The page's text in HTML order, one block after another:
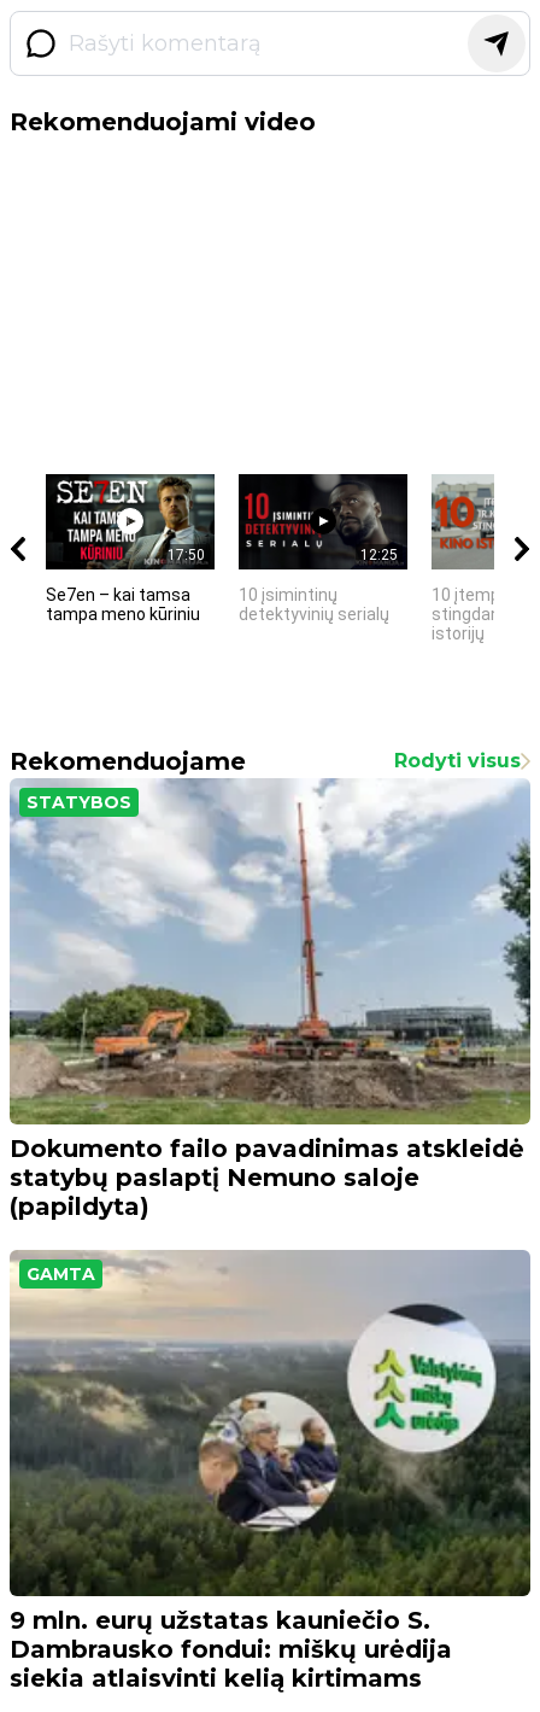
Rekomenduojami video
17:50
Se7en – kai tamsa
tampa meno kūriniu
12:25
10 įsimintinų
detektyvinių serialų
10 įtemptų,
stingdančių
istorijų
Rekomenduojame Rodyti visus
STATYBOS
Dokumento failo pavadinimas atskleidė
statybų paslaptį Nemuno saloje
(papildyta)
GAMTA
9 mln. eurų užstatas kauniečio S.
Dambrausko fondui: miškų urėdija
siekia atlaisvinti kelią kirtimams